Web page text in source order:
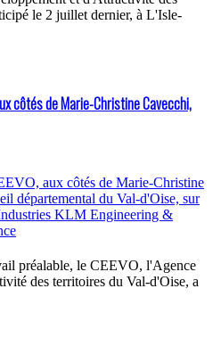
le 2 juillet dernier, à L'Isle-
côtés de Marie-Christine Cavecchi,
préalable, le CEEVO, l'Agence
des territoires du Val-d'Oise, a